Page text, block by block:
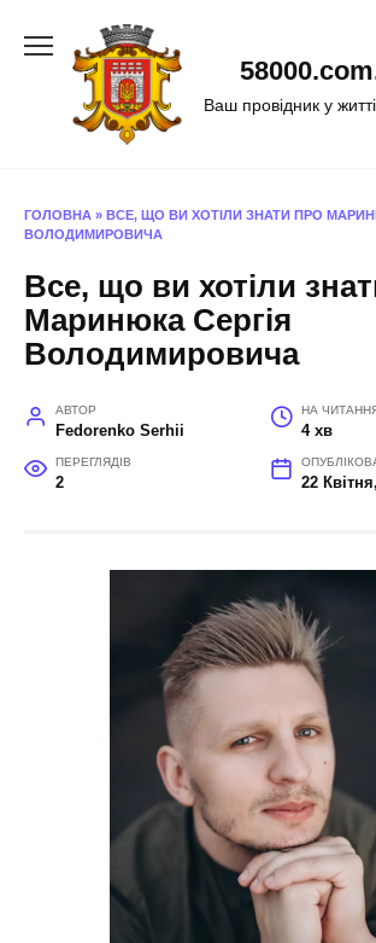
Ваш провідник у
ГОЛОВНА » ВСЕ, ЩО ВИ ХОТІЛИ ЗНАТИ ПРО
ВОЛОДИМИРОВИЧА
Все, що ви хотіли
Маринюка Сергія
Володимировича
АВТОР
Fedorenko Serhii
НА
4 хв
ПЕРЕГЛЯДІВ
2 22